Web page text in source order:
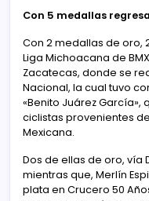
Con 5 medallas
Con 2 medallas de oro,
Liga Michoacana de
Zacatecas, donde se
Nacional, la cual tuvo
«Benito Juárez
ciclistas provenientes
Mexicana.
Dos de ellas de oro, vía
mientras que, Merlín
plata en Crucero 50